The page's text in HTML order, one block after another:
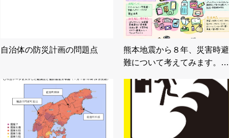
自治体の防災計画の問題点
熊本地震から８年、災害時避
難について考えてみます。…